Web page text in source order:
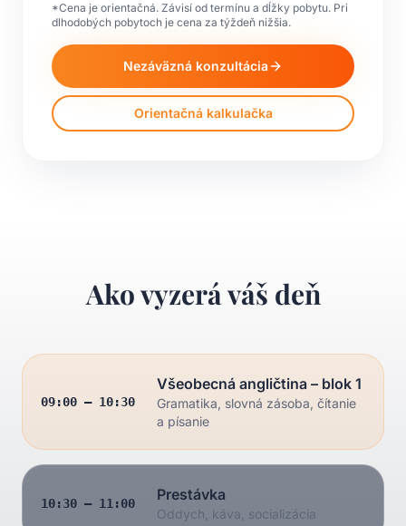
*Cena je orientačná. Závisí od termínu a dĺžky pobytu. Pri
dlhodobých pobytoch je cena za týždeň nižšia.
Nezáväzná konzultácia
Orientačná kalkulačka
Ako vyzerá váš deň
09:00 – 10:30
Všeobecná angličtina – blok 1
Gramatika, slovná zásoba, čítanie
a písanie
10:30 – 11:00 Prestávka
Oddych, káva, socializácia